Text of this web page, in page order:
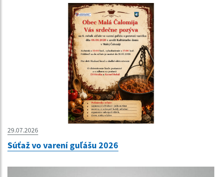
29.07.2026
Súťaž vo varení guľášu 2026